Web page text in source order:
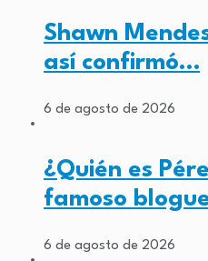
Shawn
así confirmó…
6 de agosto de 2026
¿Quién es
famoso
6 de agosto de 2026